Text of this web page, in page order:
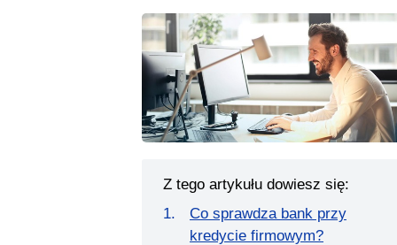
Z tego artykułu dowiesz się:
Co sprawdza bank przy
kredycie firmowym?